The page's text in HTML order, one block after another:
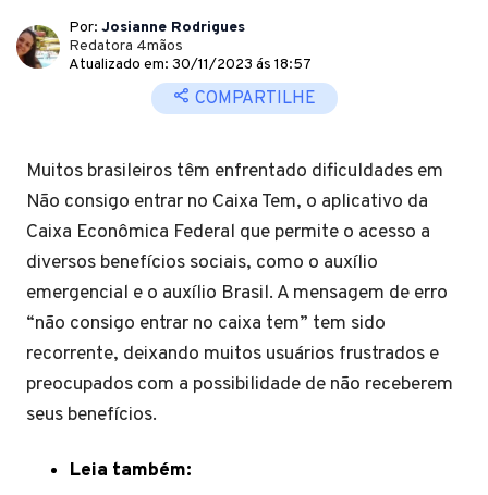
Por: Josianne Rodrigues
Redatora 4mãos
Atualizado em: 30/11/2023 ás 18:57
COMPARTILHE
Muitos brasileiros têm enfrentado dificuldades em
Não consigo entrar no Caixa Tem, o aplicativo da
Caixa Econômica Federal que permite o acesso a
diversos benefícios sociais, como o auxílio
emergencial e o auxílio Brasil. A mensagem de erro
“não consigo entrar no caixa tem” tem sido
recorrente, deixando muitos usuários frustrados e
preocupados com a possibilidade de não receberem
seus benefícios.
Leia também: